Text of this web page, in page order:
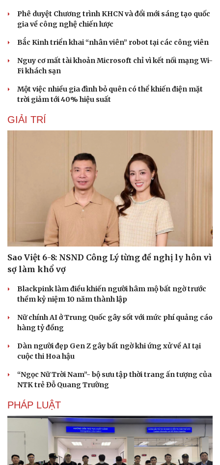
Sân khấu - Điện ảnh
Giải trí
Nghệ sĩ
Thời trang
Sao Việt
Phê duyệt Chương trình KHCN và đổi mới sáng tạo quốc
gia về công nghệ chiến lược
Bắc Kinh triển khai “nhân viên” robot tại các công viên
Nguy cơ mất tài khoản Microsoft chỉ vì kết nối mạng Wi-
Fi khách sạn
Một việc nhiều gia đình bỏ quên có thể khiến điện mặt
trời giảm tới 40% hiệu suất
GIẢI TRÍ
Sao Việt 6-8: NSND Công Lý từng đề nghị ly hôn vì
sợ làm khổ vợ
Blackpink làm điều khiến người hâm mộ bất ngờ trước
thềm kỷ niệm 10 năm thành lập
Nữ chính AI ở Trung Quốc gây sốt với mức phí quảng cáo
hàng tỷ đồng
Dàn người đẹp Gen Z gây bất ngờ khi ứng xử về AI tại
cuộc thi Hoa hậu
“Ngọc Nữ Trời Nam”- bộ sưu tập thời trang ấn tượng của
NTK trẻ Đỗ Quang Trường
PHÁP LUẬT